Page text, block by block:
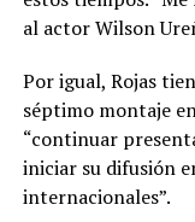
al actor Wilson
Por igual, Rojas
séptimo montaje
“continuar
iniciar su difusión
internacionales”.